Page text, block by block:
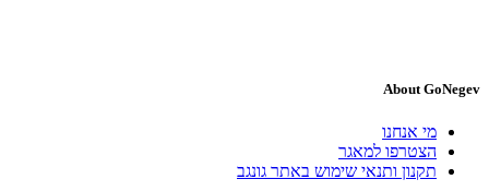
About GoNegev
מי אנחנו
הצטרפו למאגר
תקנון ותנאי שימוש באתר גונגב